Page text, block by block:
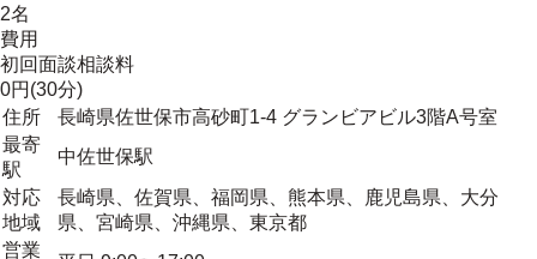
2名
費用
初回面談相談料
0円(30分)
住所
長崎県佐世保市高砂町1-4 グランビアビル3階A号室
最寄
駅
中佐世保駅
対応
地域
長崎県、佐賀県、福岡県、熊本県、鹿児島県、大分
県、宮崎県、沖縄県、東京都
営業